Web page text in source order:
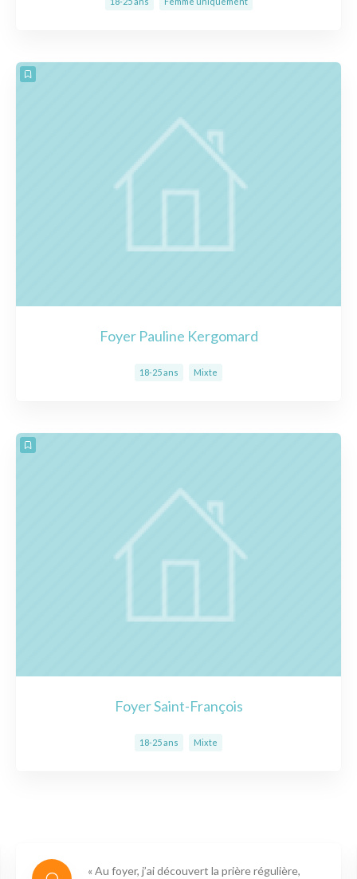
Foyer Pauline Kergomard
18-25 ans Mixte
Foyer Saint-François
18-25 ans Mixte
« Le foyer est un lieu de partage, où l’on peut